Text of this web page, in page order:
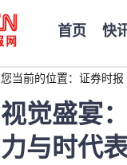
首页 快
您当前的位置： 证券时报
视觉盛宴
力与时代